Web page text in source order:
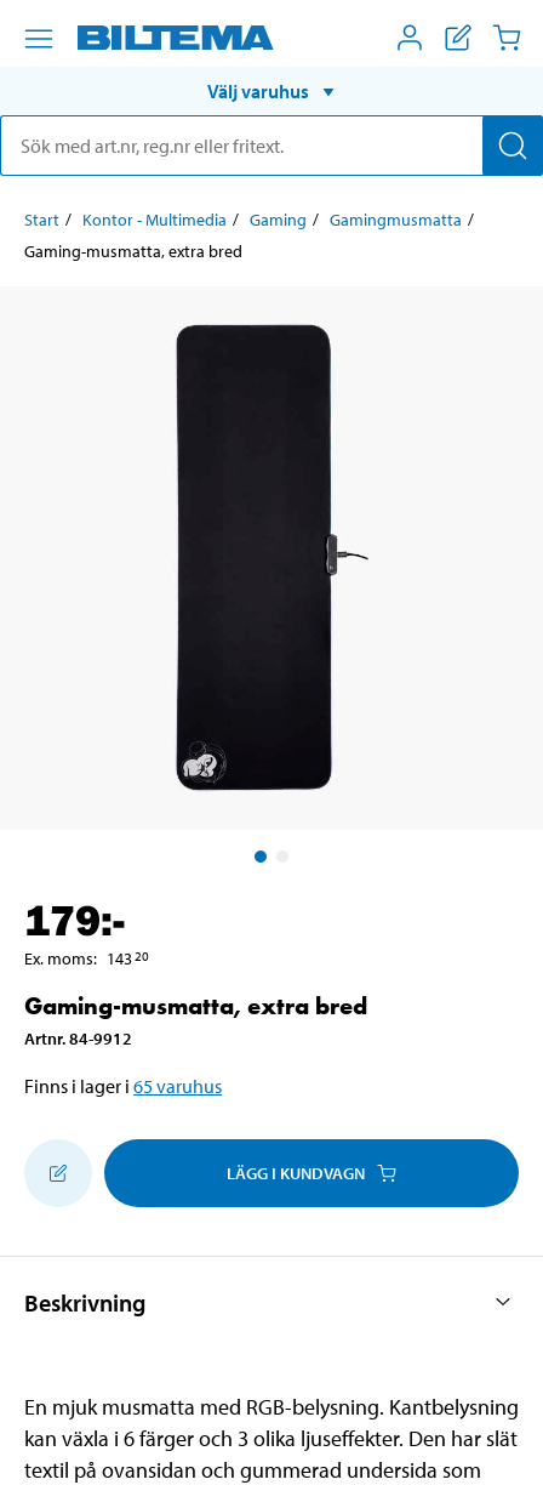
Välj varuhus
Start Kontor - Multimedia Gaming
Gamingmusmatta
Gaming-musmatta, extra bred
179:-
Ex. moms: 14320
Gaming-musmatta, extra bred
Artnr.84-9912
Finns i lager i 65varuhus
LÄGG I KUNDVAGN
Beskrivning
En mjuk musmatta med RGB-belysning. Kantbelysning
kan växla i 6 färger och 3 olika ljuseffekter. Den har slät
textil på ovansidan och gummerad undersida som